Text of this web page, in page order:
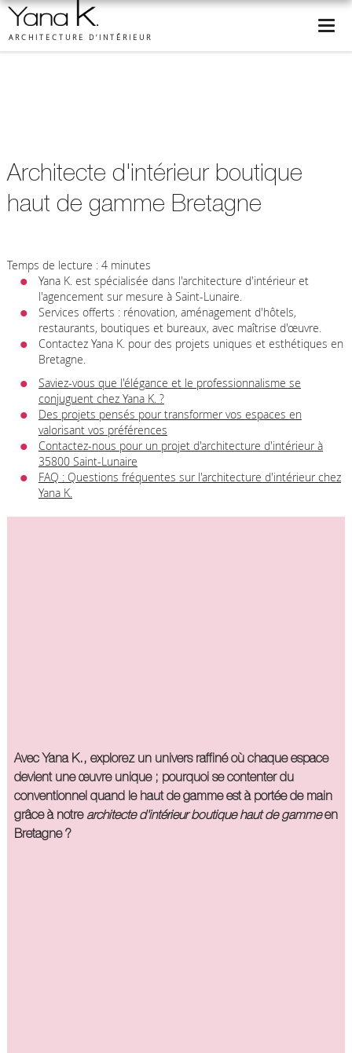
ARCHITECTURE D’INTÉRIEUR
Architecte d'intérieur boutique
haut de gamme Bretagne
Temps de lecture : 4 minutes
Yana K. est spécialisée dans l'architecture d'intérieur et
l'agencement sur mesure à Saint-Lunaire.
Services offerts : rénovation, aménagement d'hôtels,
restaurants, boutiques et bureaux, avec maîtrise d'œuvre.
Contactez Yana K. pour des projets uniques et esthétiques en
Bretagne.
Saviez-vous que l'élégance et le professionnalisme se
conjuguent chez Yana K. ?
Des projets pensés pour transformer vos espaces en
valorisant vos préférences
Contactez-nous pour un projet d'architecture d'intérieur à
35800 Saint-Lunaire
FAQ : Questions fréquentes sur l'architecture d'intérieur chez
Yana K.
Avec Yana K., explorez un univers raffiné où chaque espace
devient une œuvre unique ; pourquoi se contenter du
conventionnel quand le haut de gamme est à portée de main
grâce à notre architecte d'intérieur boutique haut de gammeen
Bretagne ?